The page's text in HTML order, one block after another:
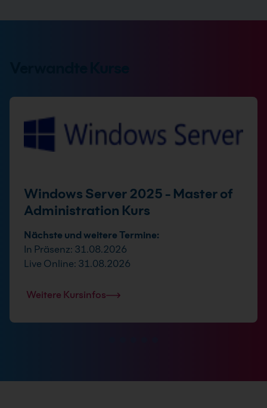
Windows Server 2025 - Master of
Administration Kurs
Nächste und weitere Termine:
In Präsenz: 31.08.2026
Live Online: 31.08.2026
Weitere Kursinfos